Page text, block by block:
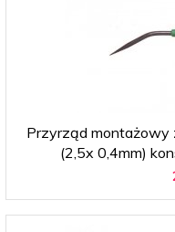
Przyrząd montażowy
(2,5x 0,4mm)